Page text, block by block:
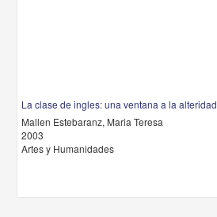
La clase de ingles: una ventana a la alteridad
Mallen Estebaranz, Maria Teresa
2003
Artes y Humanidades